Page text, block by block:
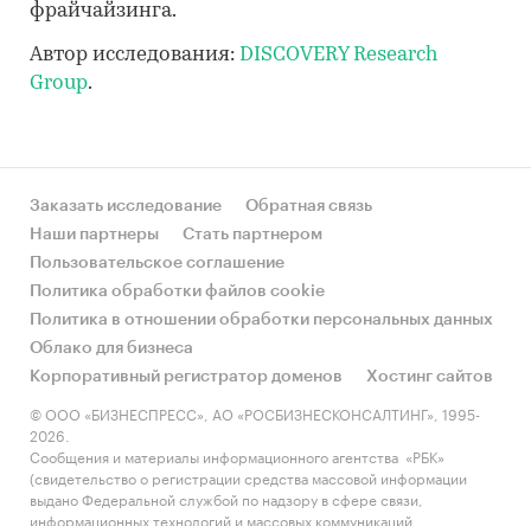
фрайчайзинга.
Автор исследования: DISCOVERY Research
Group.
Заказать исследование
Обратная связь
Наши партнеры
Стать партнером
Пользовательское соглашение
Политика обработки файлов cookie
Политика в отношении обработки персональных данных
Облако для бизнеса
Корпоративный регистратор доменов
Хостинг сайтов
© ООО «БИЗНЕСПРЕСС», АО «РОСБИЗНЕСКОНСАЛТИНГ», 1995-
2026.
Сообщения и материалы информационного агентства «РБК»
(свидетельство о регистрации средства массовой информации
выдано Федеральной службой по надзору в сфере связи,
информационных технологий и массовых коммуникаций